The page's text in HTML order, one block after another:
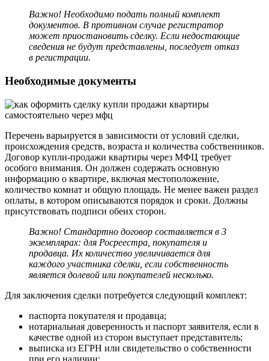
Важно! Необходимо подать полный комплект
документов. В противном случае регистратор
может приостановить сделку. Если недостающие
сведения не будут представлены, последует отказ
в регистрации.
Необходимые документы
Перечень варьируется в зависимости от условий сделки,
происхождения средств, возраста и количества собственников.
Договор купли-продажи квартиры через МФЦ требует
особого внимания. Он должен содержать основную
информацию о квартире, включая местоположение,
количество комнат и общую площадь. Не менее важен раздел
оплаты, в котором описываются порядок и сроки. Должны
присутствовать подписи обеих сторон.
Важно! Стандартно договор составляется в 3
экземплярах: для Росреестра, покупателя и
продавца. Их количество увеличивается для
каждого участника сделки, если собственность
является долевой или покупателей несколько.
Для заключения сделки потребуется следующий комплект:
паспорта покупателя и продавца;
нотариальная доверенность и паспорт заявителя, если в
качестве одной из сторон выступает представитель;
выписка из ЕГРН или свидетельство о собственности
при его наличии;